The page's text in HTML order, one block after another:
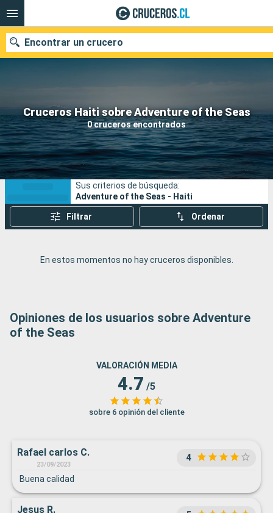
Cruceros Haiti sobre Adventure of the Seas
0 cruceros encontrados
Encontrar un crucero
Nuestros destinos
Fecha de salida
Puertos Compañías
Buscar
Sus criterios de búsqueda:
Adventure of the Seas - Haiti
Filtrar Ordenar
En estos momentos no hay cruceros disponibles.
Opiniones de los usuarios sobre Adventure
of the Seas
VALORACIÓN MEDIA
4.7 /5
sobre 6 opinión del cliente
Rafael carlos C.
23/09/2023
4
Buena calidad
Jesus R.